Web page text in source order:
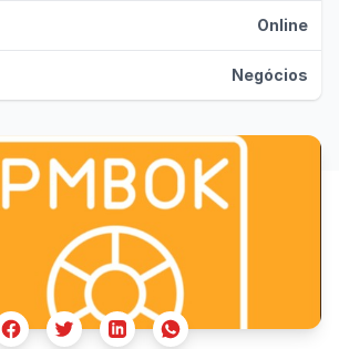
Online
Negócios
FacebookTwitterLinkedinWhatsapp